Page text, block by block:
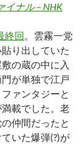
イナル – NHK
終回。雲霧一党
り出していた
の蔵の中に入
が単独で江戸
ァンタジーと
載でした。老
仲間だったと
いた爆弾(?)が